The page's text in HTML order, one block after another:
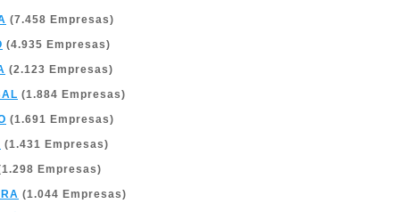
(7.458 Empresas)
(4.935 Empresas)
(2.123 Empresas)
(1.884 Empresas)
(1.691 Empresas)
(1.431 Empresas)
Empresas)
(1.044 Empresas)